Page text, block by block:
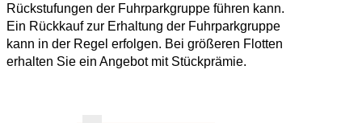
Rückstufungen der Fuhrparkgruppe führen kann.
Ein Rückkauf zur Erhaltung der Fuhrparkgruppe
kann in der Regel erfolgen. Bei größeren Flotten
erhalten Sie ein Angebot mit Stückprämie.